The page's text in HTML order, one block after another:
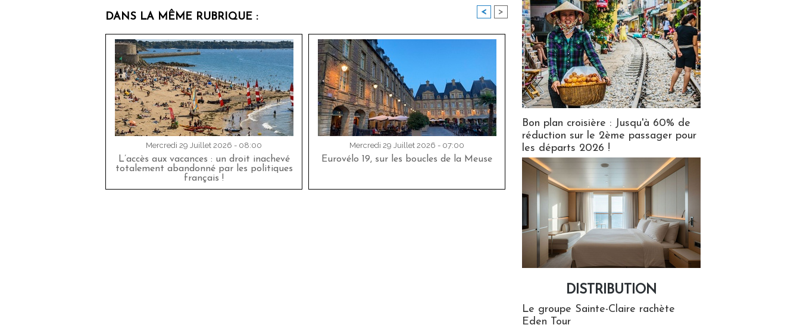
DANS LA MÊME RUBRIQUE : < >
Mercredi 29 Juillet 2026 - 08:00
L’accès aux vacances : un droit inachevé
totalement abandonné par les politiques
français !
Mercredi 29 Juillet 2026 - 07:00
Eurovélo 19, sur les boucles de la Meuse
Bon plan croisière : Jusqu'à 60% de
réduction sur le 2ème passager pour
les départs 2026 !
DISTRIBUTION
Le groupe Sainte-Claire rachète
Eden Tour